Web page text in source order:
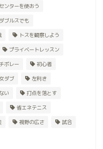
ンターを使おう
ダブルスでも
トスを観察しよう
プライベートレッスン
ボレー 初心者
ダブ 左利き
い 打点を落とす
省エネテニス
視野の広さ 試合